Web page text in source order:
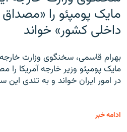
مایک پومپئو را
داخلی کشور» خواند
بهرام قاسمی، سخنگوی وزارت
مایک پومپئو وزیر خارجه آمریکا
در امور ایران خواند و به تندی
ادامه خبر